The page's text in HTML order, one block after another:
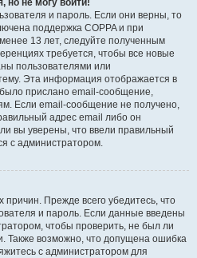
но не могу войти!
и пароль. Если они верны, то
поддержка COPPA и при
13 лет, следуйте полученным
требуется, чтобы все новые
пользователями или
Эта информация отображается в
прислано email-сообщение,
Если email-сообщение не получено,
адрес email либо он
вы уверены, что ввели правильный
с администратором.
Прежде всего убедитесь, что
и пароль. Если данные введены
чтобы проверить, не был ли
Также возможно, что допущена ошибка
с администратором для